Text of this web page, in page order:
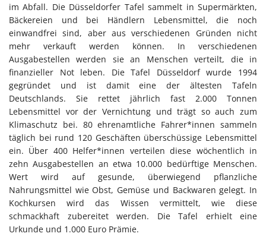
im Abfall. Die Düsseldorfer Tafel sammelt in Supermärkten,
Bäckereien und bei Händlern Lebensmittel, die noch
einwandfrei sind, aber aus verschiedenen Gründen nicht
mehr verkauft werden können. In verschiedenen
Ausgabestellen werden sie an Menschen verteilt, die in
finanzieller Not leben. Die Tafel Düsseldorf wurde 1994
gegründet und ist damit eine der ältesten Tafeln
Deutschlands. Sie rettet jährlich fast 2.000 Tonnen
Lebensmittel vor der Vernichtung und trägt so auch zum
Klimaschutz bei. 80 ehrenamtliche Fahrer*innen sammeln
täglich bei rund 120 Geschäften überschüssige Lebensmittel
ein. Über 400 Helfer*innen verteilen diese wöchentlich in
zehn Ausgabestellen an etwa 10.000 bedürftige Menschen.
Wert wird auf gesunde, überwiegend pflanzliche
Nahrungsmittel wie Obst, Gemüse und Backwaren gelegt. In
Kochkursen wird das Wissen vermittelt, wie diese
schmackhaft zubereitet werden. Die Tafel erhielt eine
Urkunde und 1.000 Euro Prämie.